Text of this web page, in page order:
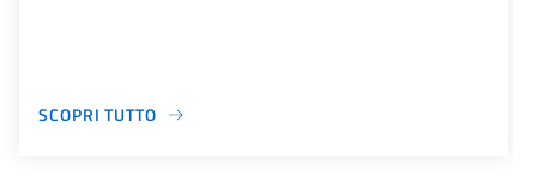
SCOPRI TUTTO